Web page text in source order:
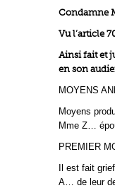
Condamne
Vu l’article
Ainsi fait et
en son
MOYENS
Moyens
Mme Z…
PREMIER
Il est fait
A… de leur